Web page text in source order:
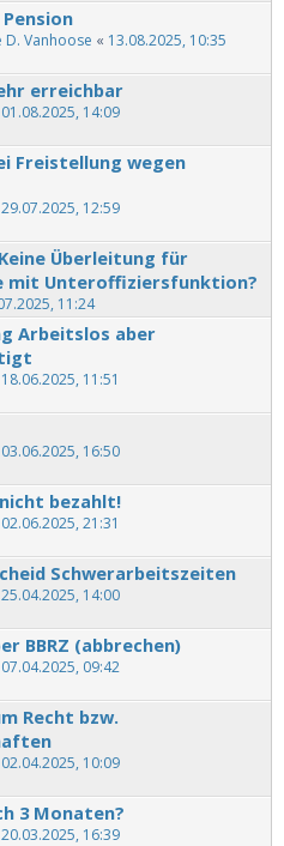
D. Vanhoose « 13.08.2025, 10:35
erreichbar
01.08.2025, 14:09
Freistellung wegen
29.07.2025, 12:59
Keine Überleitung für
mit Unteroffiziersfunktion?
11:24
Arbeitslos aber
18.06.2025, 11:51
03.06.2025, 16:50
bezahlt!
02.06.2025, 21:31
Schwerarbeitszeiten
25.04.2025, 14:00
BBRZ (abbrechen)
07.04.2025, 09:42
Recht bzw.
02.04.2025, 10:09
3 Monaten?
20.03.2025, 16:39